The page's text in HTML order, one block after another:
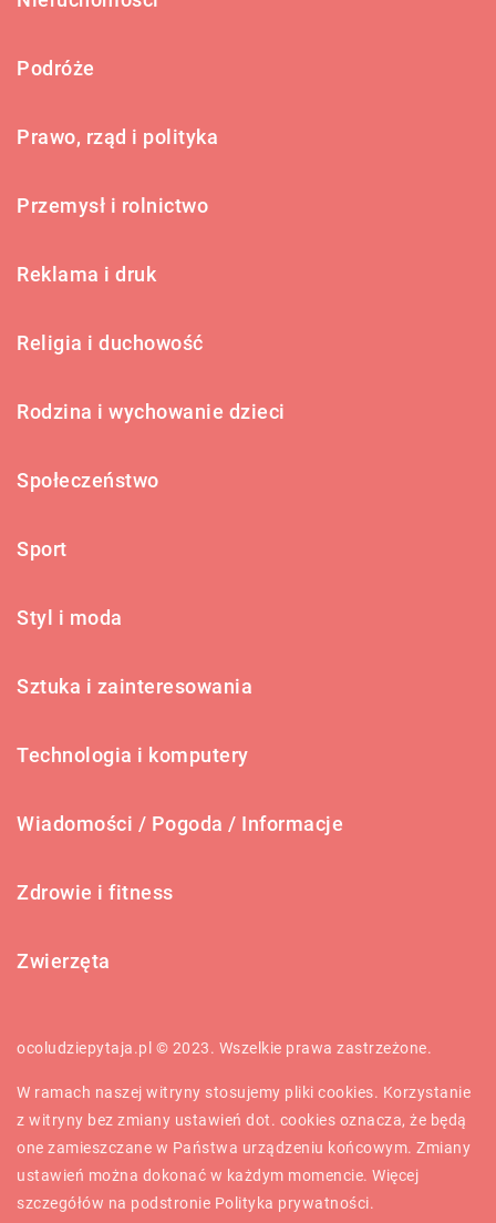
Podróże
Prawo, rząd i polityka
Przemysł i rolnictwo
Reklama i druk
Religia i duchowość
Rodzina i wychowanie dzieci
Społeczeństwo
Sport
Styl i moda
Sztuka i zainteresowania
Technologia i komputery
Wiadomości / Pogoda / Informacje
Zdrowie i fitness
Zwierzęta
ocoludziepytaja.pl © 2023. Wszelkie prawa zastrzeżone.
W ramach naszej witryny stosujemy pliki cookies. Korzystanie
z witryny bez zmiany ustawień dot. cookies oznacza, że będą
one zamieszczane w Państwa urządzeniu końcowym. Zmiany
ustawień można dokonać w każdym momencie. Więcej
szczegółów na podstronie Polityka prywatności.